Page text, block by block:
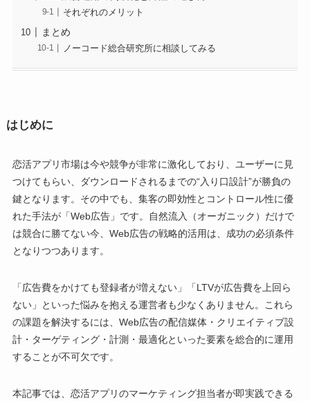
それぞれのメリット
まとめ
ノーコード総合研究所に相談してみる
はじめに
恋活アプリ市場は今や競争が非常に激化しており、ユーザーに見
つけてもらい、ダウンロードされるまでの“入り口設計”が勝負の
鍵となります。その中でも、集客の即効性とコントロール性に優
れた手法が「Web広告」です。自然流入（オーガニック）だけで
は競合に勝てない今、Web広告の戦略的活用は、成功の必須条件
となりつつあります。
「広告費をかけても登録者が増えない」「LTVが広告費を上回ら
ない」といった悩みを抱える運営者も少なくありません。これら
の課題を解決するには、Web広告の配信媒体・クリエイティブ設
計・ターゲティング・計測・最適化といった要素を総合的に運用
することが不可欠です。
本記事では、恋活アプリのマーケティング担当者が即実践できる